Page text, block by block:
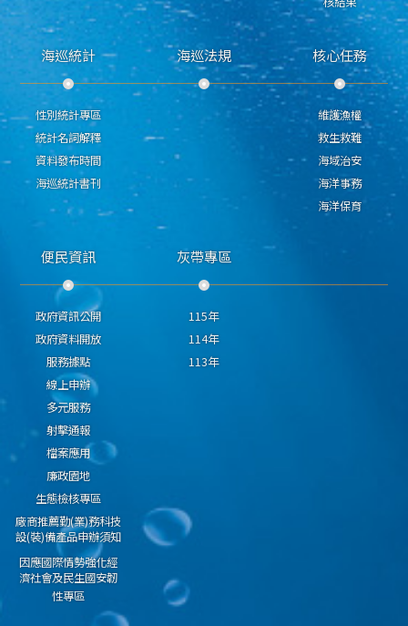
海巡統計
性別統計專區
統計名詞解釋
資料發布時間
海巡統計書刊
海巡法規 核心任務
維護漁權
救生救難
海域治安
海洋事務
海洋保育
便民資訊
政府資訊公開
政府資料開放
服務據點
線上申辦
多元服務
射擊通報
檔案應用
廉政園地
生態檢核專區
廠商推薦勤(業)務科技
設(裝)備產品申辦須知
因應國際情勢強化經
濟社會及民生國安韌
性專區
灰帶專區
115年
114年
113年